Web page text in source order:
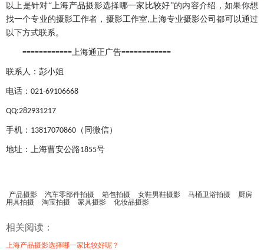
以上是针对“上海产品摄影选择哪一家比较好”的内容介绍，如果你想
找一个专业的摄影工作者，摄影工作室, 上海专业摄影公司都可以通过
以下方式联系。
============ 上海通正广告============
联系人：彭小姐
电话： 021-69106668
QQ:282931217
手机： 13817070860 （同微信）
地址：上海曹安公路1855号
产品摄影 汽车零部件拍摄 箱包拍摄 女鞋男鞋摄影 马桶卫浴拍摄
厨房
用具拍摄
淘宝拍摄 家具摄影 化妆品摄影
相关阅读：
上海产品摄影选择哪一家比较好呢？